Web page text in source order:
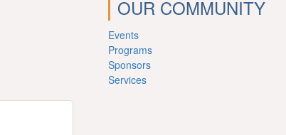
OUR COMMUNITY
Events
Programs
Sponsors
Services